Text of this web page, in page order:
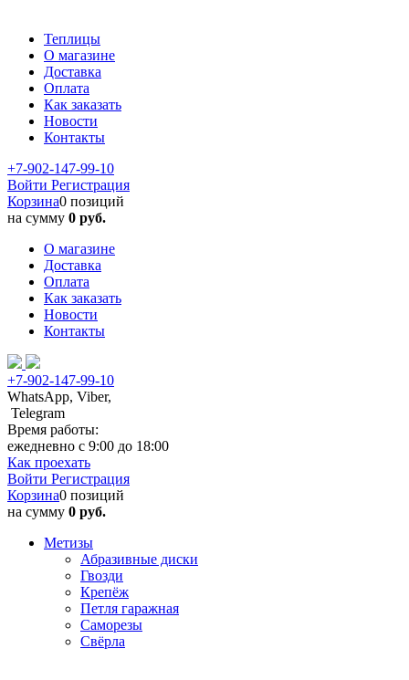
Теплицы
О магазине
Доставка
Оплата
Как заказать
Новости
Контакты
+7-902-147-99-10
Войти Регистрация
Корзина0 позиций
на сумму 0 руб.
О магазине
Доставка
Оплата
Как заказать
Новости
Контакты
+7-902-147-99-10
WhatsApp, Viber,
Telegram
Время работы:
ежедневно с 9:00 до 18:00
Как проехать
Войти Регистрация
Корзина0 позиций
на сумму 0 руб.
Метизы
Абразивные диски
Гвозди
Крепёж
Петля гаражная
Саморезы
Свёрла